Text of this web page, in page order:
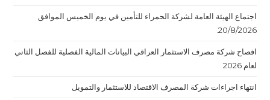
اجتماع الهيئة العامة لشركة الحمراء للتأمين في يوم الخميس الموافق
20/8/2026.
افصاح شركة مصرف الاستثمار العراقي البيانات المالية الفصلية للفصل الثاني
لعام 2026
انتهاء اجراءات شركة المصرف الاقتصاد للاستثمار والتمويل